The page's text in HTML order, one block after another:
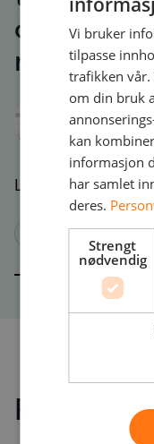
Krister
Les mer
Brian
Juha-
Group
Vi bruker
tilpasse
trafikken vår.
om din bruk
kan
informasjon
har samlet
deres.
Strengt
nødvendig